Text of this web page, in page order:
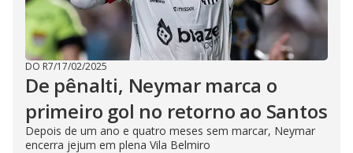
DO R7/17/02/2025
De pênalti, Neymar marca o
primeiro gol no retorno ao Santos
Depois de um ano e quatro meses sem marcar, Neymar
encerra jejum em plena Vila Belmiro